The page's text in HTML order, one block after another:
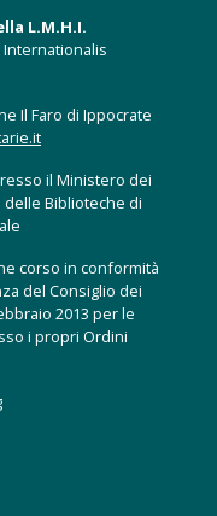
L.M.H.I.
Internationalis
Il Faro di Ippocrate
il Ministero dei
delle Biblioteche di
corso in conformità
del Consiglio dei
2013 per le
i propri Ordini